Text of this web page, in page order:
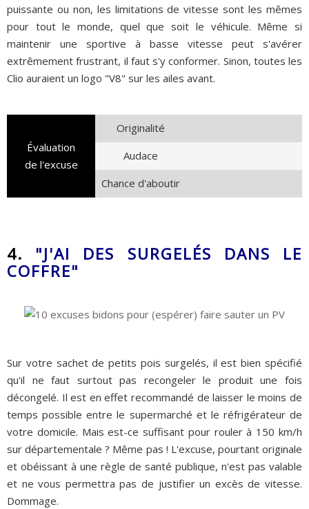
puissante ou non, les limitations de vitesse sont les mêmes
pour tout le monde, quel que soit le véhicule. Même si
maintenir une sportive à basse vitesse peut s'avérer
extrêmement frustrant, il faut s'y conformer. Sinon, toutes les
Clio auraient un logo "V8" sur les ailes avant.
Évaluation
de l'excuse
Originalité
Audace
Chance d'aboutir
4. "J'AI DES SURGELÉS DANS LE
COFFRE"
Sur votre sachet de petits pois surgelés, il est bien spécifié
qu'il ne faut surtout pas recongeler le produit une fois
décongelé. Il est en effet recommandé de laisser le moins de
temps possible entre le supermarché et le réfrigérateur de
votre domicile. Mais est-ce suffisant pour rouler à 150 km/h
sur départementale ? Même pas ! L'excuse, pourtant originale
et obéissant à une règle de santé publique, n'est pas valable
et ne vous permettra pas de justifier un excès de vitesse.
Dommage.